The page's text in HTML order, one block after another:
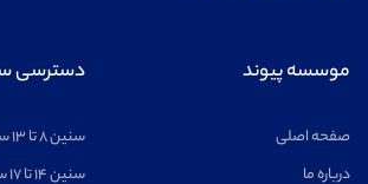
موسسه پیوند
صفحه اصلی
درباره ما
دسترسی
سنین ۸ تا ۱۳ سال
سنین ۱۴ تا ۱۷ سال